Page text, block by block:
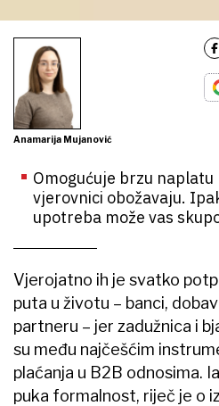
Anamarija Mujanović
Omogućuje brzu naplatu
vjerovnici obožavaju.
upotreba može vas
Vjerojatno ih je svatko
puta u životu – banci,
partneru – jer zadužnica i
su među najčešćim
plaćanja u B2B odnosima.
puka formalnost, riječ je o